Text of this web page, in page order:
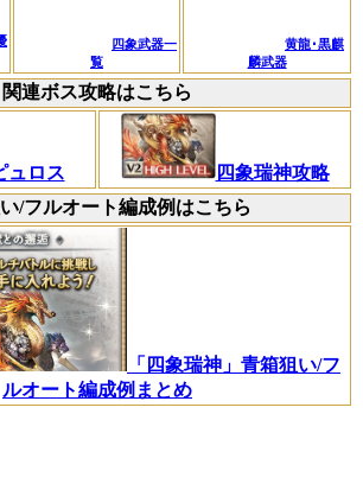
四象武器一
覧
黄龍･黒麒
麟武器
関連ボス攻略はこちら
ュロス
四象瑞神攻略
/フルオート編成例はこちら
「四象瑞神」青箱狙い/フ
ルオート編成例まとめ